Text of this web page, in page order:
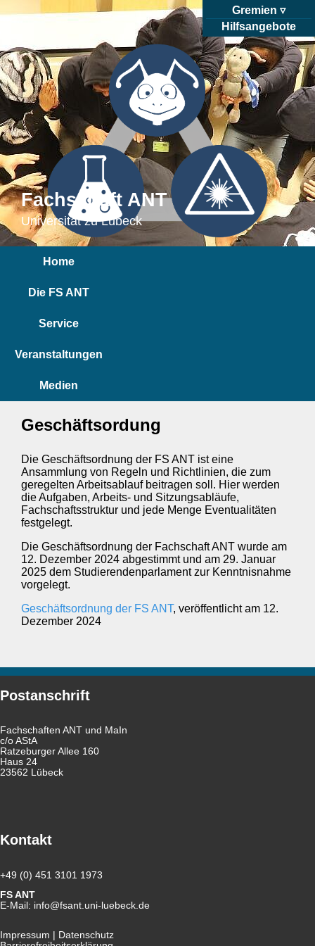
Gremien
Hilfsangebote
Fachschaft ANT
Universität zu Lübeck
Home
Die FS ANT
Service
Veranstaltungen
Medien
Geschäftsordung
Die Geschäftsordnung der FS ANT ist eine
Ansammlung von Regeln und Richtlinien, die zum
geregelten Arbeitsablauf beitragen soll. Hier werden
die Aufgaben, Arbeits- und Sitzungsabläufe,
Fachschaftsstruktur und jede Menge Eventualitäten
festgelegt.
Die Geschäftsordnung der Fachschaft ANT wurde am
12. Dezember 2024 abgestimmt und am 29. Januar
2025 dem Studierendenparlament zur Kenntnisnahme
vorgelegt.
Geschäftsordnung der FS ANT, veröffentlicht am 12.
Dezember 2024
Postanschrift
Fachschaften ANT und MaIn
c/o AStA
Ratzeburger Allee 160
Haus 24
23562 Lübeck
Kontakt
+49 (0) 451 3101 1973
FS ANT
E-Mail: info@fsant.uni-luebeck.de
Impressum
Datenschutz